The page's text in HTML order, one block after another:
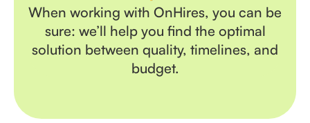
When working with OnHires, you can be
sure: we’ll help you find the optimal
solution between quality, timelines, and
budget.